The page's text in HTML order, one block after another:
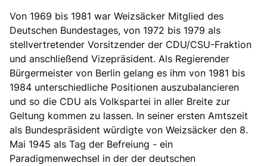
Von 1969 bis 1981 war Weizsäcker Mitglied des
Deutschen Bundestages, von 1972 bis 1979 als
stellvertretender Vorsitzender der CDU/CSU-Fraktion
und anschließend Vizepräsident. Als Regierender
Bürgermeister von Berlin gelang es ihm von 1981 bis
1984 unterschiedliche Positionen auszubalancieren
und so die CDU als Volkspartei in aller Breite zur
Geltung kommen zu lassen. In seiner ersten Amtszeit
als Bundespräsident würdigte von Weizsäcker den 8.
Mai 1945 als Tag der Befreiung - ein
Paradigmenwechsel in der der deutschen